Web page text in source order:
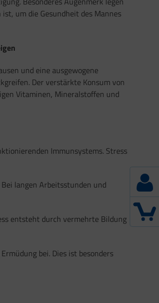
um die Gesundheit des Mannes
und eine ausgewogene
Der verstärkte Konsum von
Vitaminen, Mineralstoffen und
Immunsystems. Stress
langen Arbeitsstunden und
entsteht durch vermehrte Bildung
bei. Dies ist besonders